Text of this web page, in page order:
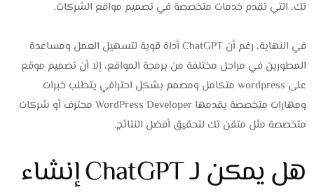
تك، التي تقدم خدمات متخصصة في تصميم مواقع الشركات.
في النهاية، رغم أن ChatGPT أداة قوية لتسهيل العمل ومساعدة
المطورين في مراحل مختلفة من برمجة المواقع، إلا أن تصميم موقع
على wordpress متكامل ومصمم بشكل احترافي يتطلب خبرات
ومهارات متخصصة يقدمها WordPress Developer محترف أو شركات
متخصصة مثل متقن تك لتحقيق أفضل النتائج.
هل يمكن لـ ChatGPT إنشاء